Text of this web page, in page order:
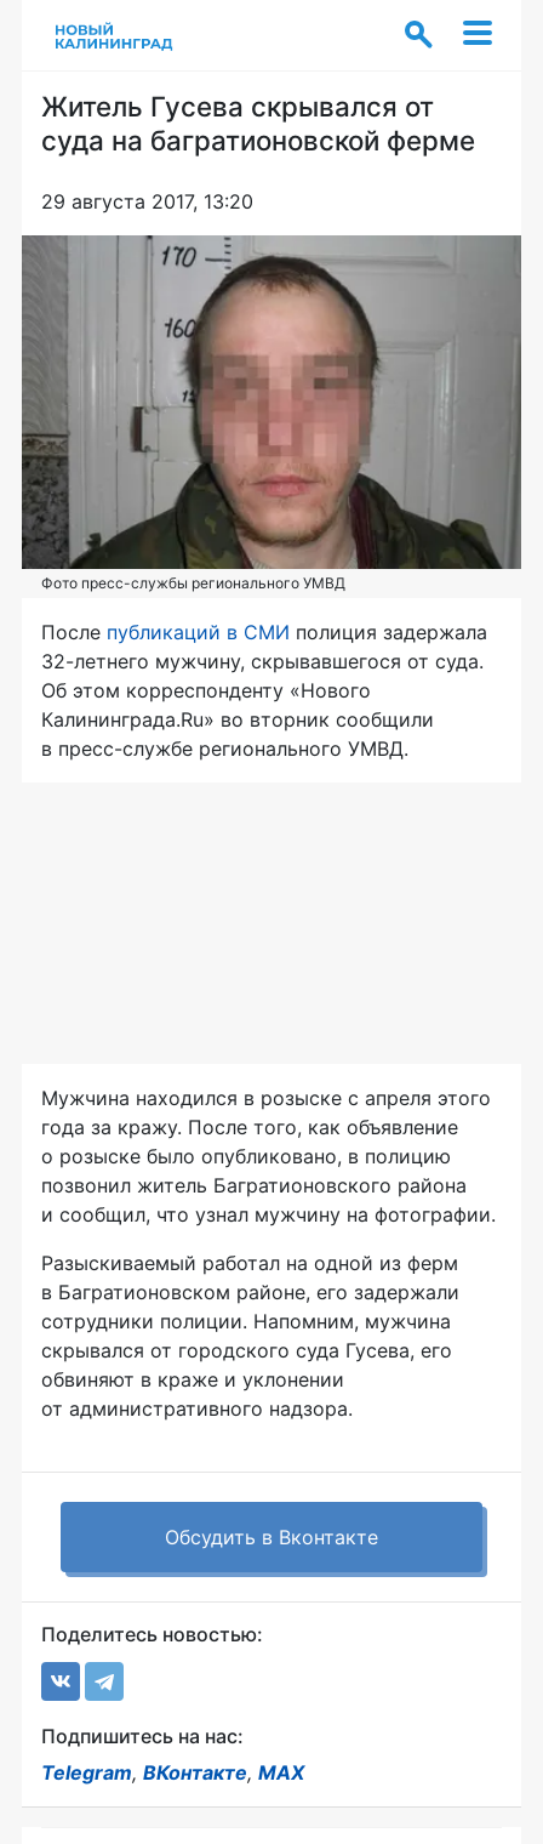
Житель Гусева скрывался от
суда на багратионовской ферме
29 августа 2017, 13:20
Фото пресс-службы регионального УМВД
После публикаций в СМИ полиция задержала
32-летнего мужчину, скрывавшегося от суда.
Об этом корреспонденту «Нового
Калининграда.Ru» во вторник сообщили
в пресс-службе регионального УМВД.
Мужчина находился в розыске с апреля этого
года за кражу. После того, как объявление
о розыске было опубликовано, в полицию
позвонил житель Багратионовского района
и сообщил, что узнал мужчину на фотографии.
Разыскиваемый работал на одной из ферм
в Багратионовском районе, его задержали
сотрудники полиции. Напомним, мужчина
скрывался от городского суда Гусева, его
обвиняют в краже и уклонении
от административного надзора.
Обсудить в Вконтакте
Поделитесь новостью:
Подпишитесь на нас:
Telegram, ВКонтакте, MAX